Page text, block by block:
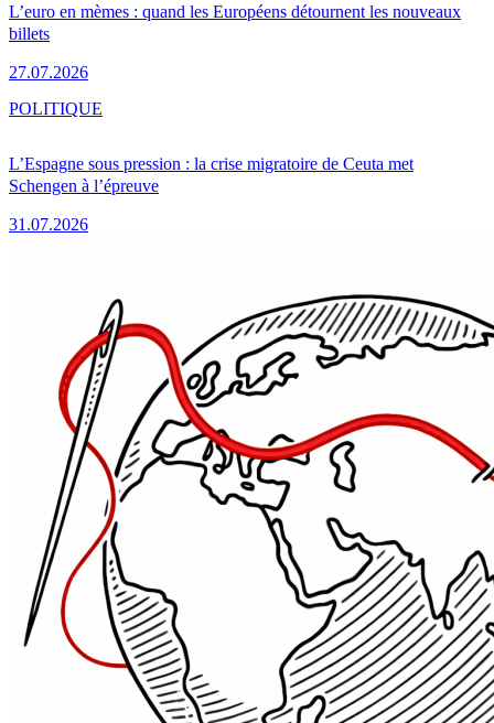
L’euro en mèmes : quand les Européens détournent les nouveaux
billets
27.07.2026
L’Espagne sous pression : la crise migratoire de Ceuta met
Schengen à l’épreuve
31.07.2026
POLITIQUE